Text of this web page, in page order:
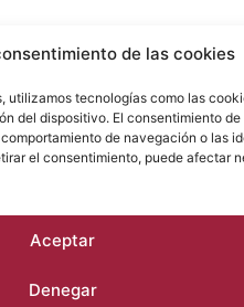
de las cookies
utilizamos tecnologías como las
del dispositivo. El consentimiento
de navegación o las
el consentimiento, puede afectar
Aceptar
Denegar